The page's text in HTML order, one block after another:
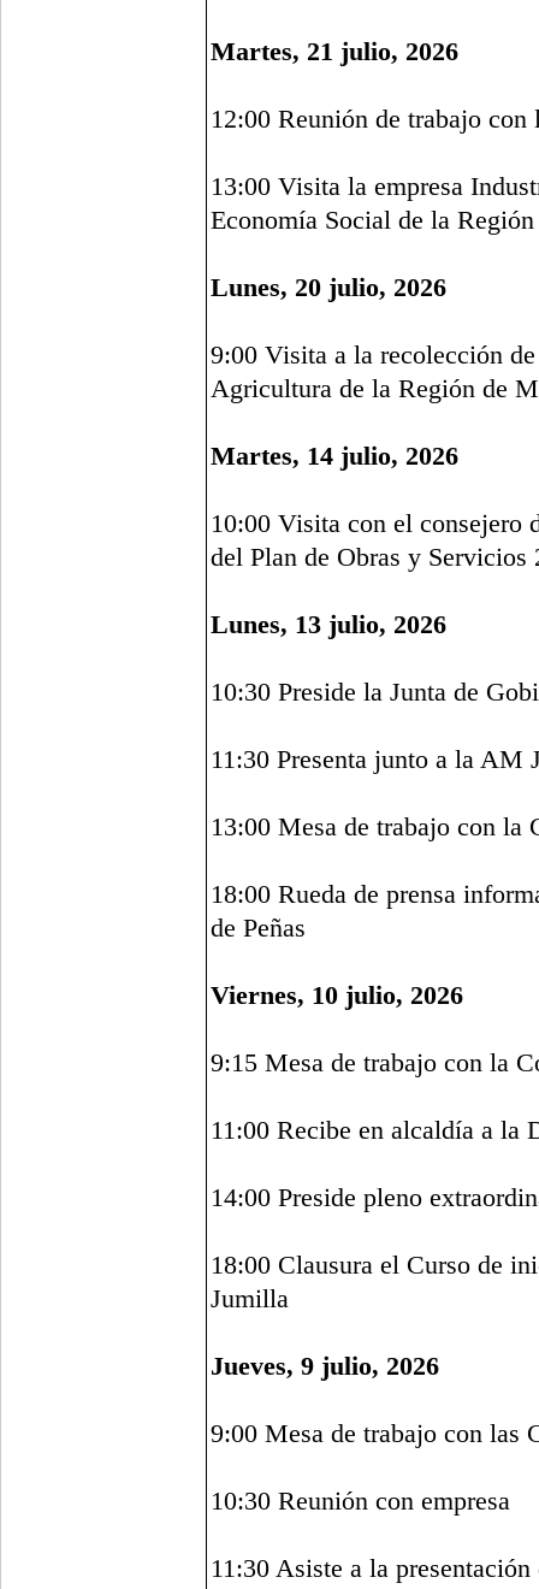
Martes, 21 julio, 2026
12:00 Reunión de trabajo
13:00 Visita la empresa
Economía Social de la
Lunes, 20 julio, 2026
9:00 Visita a la recolección
Agricultura de la Región de
Martes, 14 julio, 2026
10:00 Visita con el consejero
del Plan de Obras y Servicios
Lunes, 13 julio, 2026
10:30 Preside la Junta de
11:30 Presenta junto a la AM
13:00 Mesa de trabajo con la
18:00 Rueda de prensa
de Peñas
Viernes, 10 julio, 2026
9:15 Mesa de trabajo con la
11:00 Recibe en alcaldía a la
14:00 Preside pleno
18:00 Clausura el Curso de
Jumilla
Jueves, 9 julio, 2026
9:00 Mesa de trabajo con las
10:30 Reunión con empresa
11:30 Asiste a la